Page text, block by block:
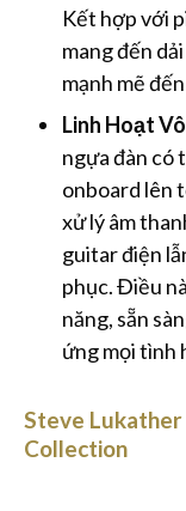
Kết hợp với
mang đến
mạnh mẽ
Linh Hoạt
ngựa đàn có
onboard lên
xử lý âm
guitar điện
phục. Điều
năng, sẵn
ứng mọi tình
Steve
Collection